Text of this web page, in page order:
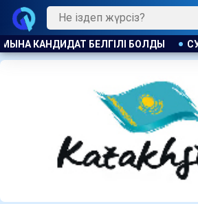
ЖАҢҒЫРТУҒА 1,4 МЛРД ТЕҢГЕ БӨЛІНДІ